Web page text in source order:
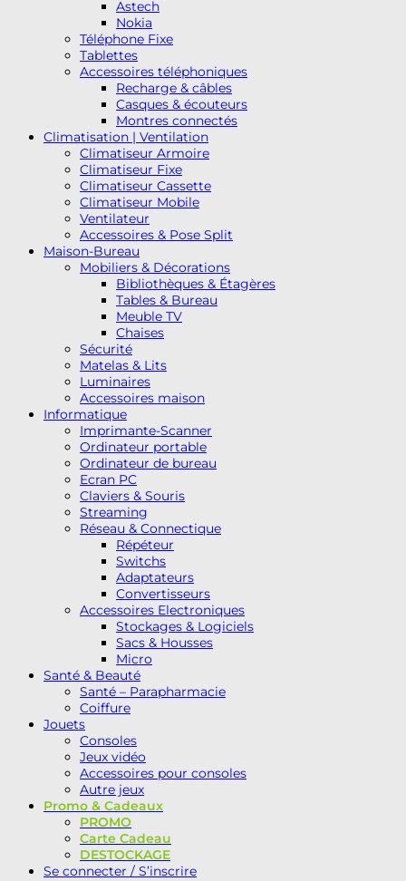
Astech
Nokia
Téléphone Fixe
Tablettes
Accessoires téléphoniques
Recharge & câbles
Casques & écouteurs
Montres connectés
Climatisation | Ventilation
Climatiseur Armoire
Climatiseur Fixe
Climatiseur Cassette
Climatiseur Mobile
Ventilateur
Accessoires & Pose Split
Maison-Bureau
Mobiliers & Décorations
Bibliothèques & Étagères
Tables & Bureau
Meuble TV
Chaises
Sécurité
Matelas & Lits
Luminaires
Accessoires maison
Informatique
Imprimante-Scanner
Ordinateur portable
Ordinateur de bureau
Ecran PC
Claviers & Souris
Streaming
Réseau & Connectique
Répéteur
Switchs
Adaptateurs
Convertisseurs
Accessoires Electroniques
Stockages & Logiciels
Sacs & Housses
Micro
Santé & Beauté
Santé – Parapharmacie
Coiffure
Jouets
Consoles
Jeux vidéo
Accessoires pour consoles
Autre jeux
Promo & Cadeaux
PROMO
Carte Cadeau
DESTOCKAGE
Se connecter / S’inscrire